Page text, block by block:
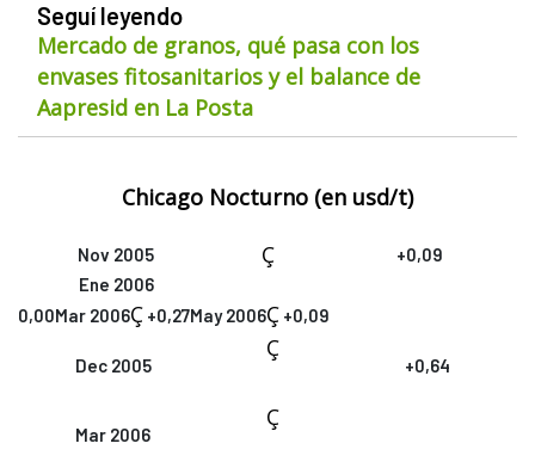
Seguí leyendo
Mercado de granos, qué pasa con los
envases fitosanitarios y el balance de
Aapresid en La Posta
Chicago Nocturno (en usd/t)
Nov 2005 Ç
+0,09
Ene 2006
0,00Mar 2006Ç +0,27May 2006Ç +0,09
Dec 2005
Ç
+0,64
Mar 2006
Ç